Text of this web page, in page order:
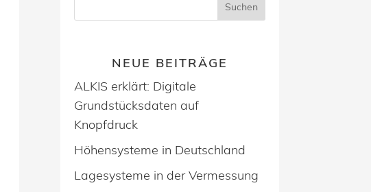
NEUE BEITRÄGE
ALKIS erklärt: Digitale
Grundstücksdaten auf
Knopfdruck
Höhensysteme in Deutschland
Lagesysteme in der Vermessung